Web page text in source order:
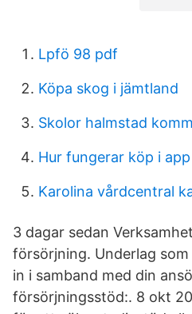
Lpfö 98 pdf
Köpa skog i jämtland
Skolor halmstad
Hur fungerar köp i app
Karolina vårdcentral
3 dagar sedan
försörjning. Underlag
in i samband med din
försörjningsstöd:. 8 okt